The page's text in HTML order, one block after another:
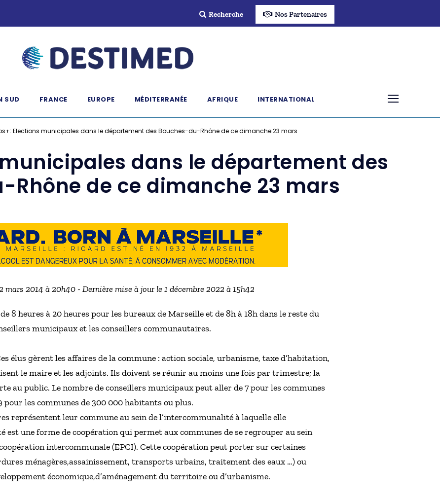
Recherche Nos Partenaires
SUD FRANCE EUROPE MÉDITERRANÉE AFRIQUE INTERNATIONAL
Elections municipales dans le département des Bouches-du-Rhône de ce dimanche 23 mars
dans le département des
Rhône de ce dimanche 23 mars
mars 2014 à 20h40 - Dernière mise à jour le 1 décembre 2022 à 15h42
8 heures à 20 heures pour les bureaux de Marseille et de 8h à 18h dans le reste du
municipaux et les conseillers communautaires.
élus gèrent les affaires de la commune : action sociale, urbanisme, taxe d’habitation,
le maire et les adjoints. Ils doivent se réunir au moins une fois par trimestre; la
au public. Le nombre de conseillers municipaux peut aller de 7 pour les communes
pour les communes de 300 000 habitants ou plus.
représentent leur commune au sein de l’intercommunalité à laquelle elle
une forme de coopération qui permet aux communes de se regrouper au sein
intercommunale (EPCI). Cette coopération peut porter sur certaines
ménagères,assainissement, transports urbains, traitement des eaux …) ou
économique,d’aménagement du territoire ou d’urbanisme.